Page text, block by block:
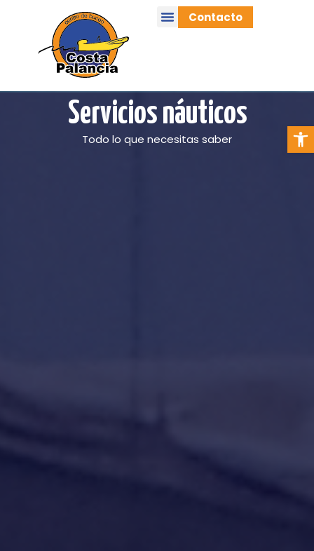
Contacto
Servicios náuticos
Todo lo que necesitas saber